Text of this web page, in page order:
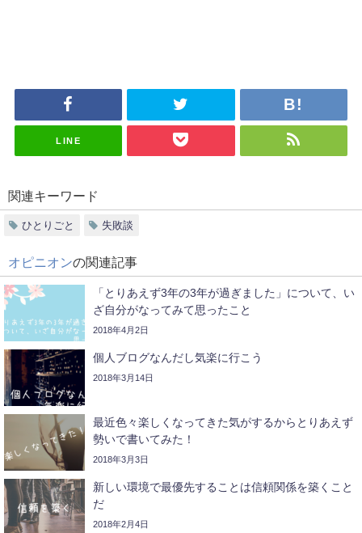
LINE
関連キーワード
ひとりごと 失敗談
オピニオンの関連記事
「とりあえず3年の3年が過ぎました」について、い
ざ自分がなってみて思ったこと
2018年4月2日
個人ブログなんだし気楽に行こう
2018年3月14日
最近色々楽しくなってきた気がするからとりあえず
勢いで書いてみた！
2018年3月3日
新しい環境で最優先することは信頼関係を築くこと
だ
2018年2月4日